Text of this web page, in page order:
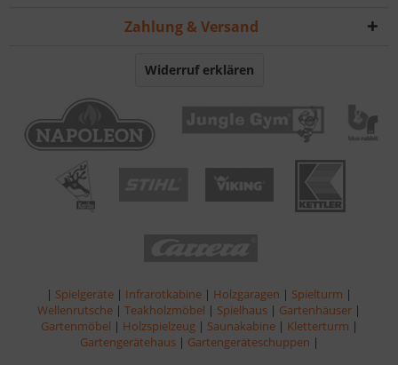
Zahlung & Versand
Widerruf erklären
| Spielgeräte | Infrarotkabine | Holzgaragen | Spielturm |
Wellenrutsche | Teakholzmöbel | Spielhaus | Gartenhäuser |
Gartenmöbel | Holzspielzeug | Saunakabine | Kletterturm |
Gartengerätehaus | Gartengeräteschuppen |